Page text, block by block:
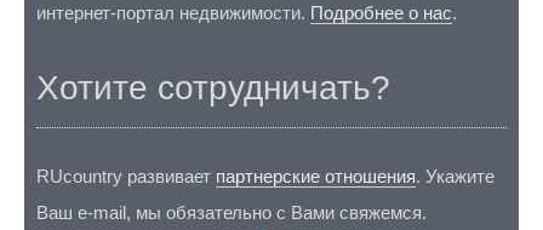
интернет-портал недвижимости. Подробнее о нас.
Хотите сотрудничать?
RUcountry развивает партнерские отношения. Укажите
Ваш e-mail, мы обязательно с Вами свяжемся.